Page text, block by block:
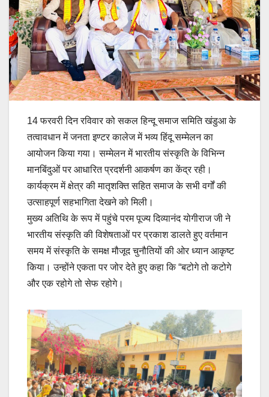
14 फरवरी दिन रविवार को सकल हिन्दू समाज समिति खंडुआ के
तत्वावधान में जनता इण्टर कालेज में भव्य हिंदू सम्मेलन का
आयोजन किया गया। सम्मेलन में भारतीय संस्कृति के विभिन्न
मानबिंदुओं पर आधारित प्रदर्शनी आकर्षण का केंद्र रही।
कार्यक्रम में क्षेत्र की मातृशक्ति सहित समाज के सभी वर्गों की
उत्साहपूर्ण सहभागिता देखने को मिली।
मुख्य अतिथि के रूप में पहुंचे परम पूज्य दिव्यानंद योगीराज जी ने
भारतीय संस्कृति की विशेषताओं पर प्रकाश डालते हुए वर्तमान
समय में संस्कृति के समक्ष मौजूद चुनौतियों की ओर ध्यान आकृष्ट
किया। उन्होंने एकता पर जोर देते हुए कहा कि “बटोगे तो कटोगे
और एक रहोगे तो सेफ रहोगे।